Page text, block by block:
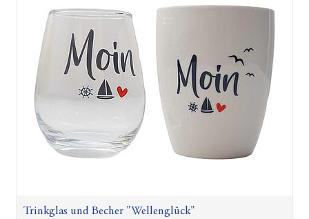
Trinkglas und Becher "Wellenglück"